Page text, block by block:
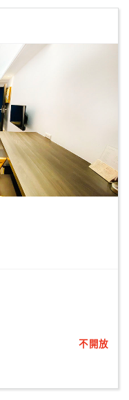
不開放